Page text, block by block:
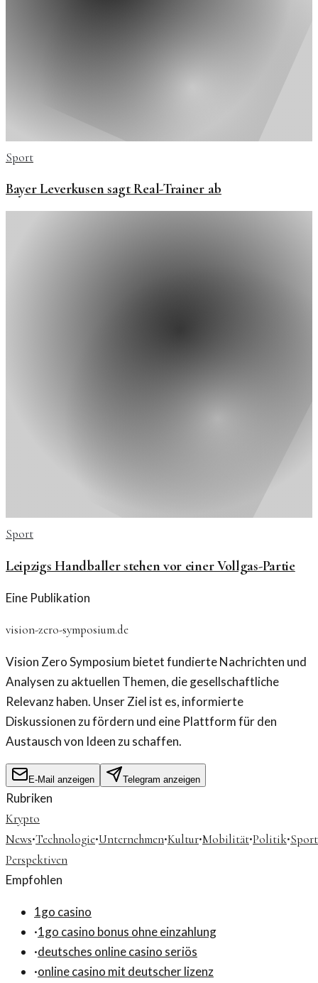
Sport
Bayer Leverkusen sagt Real-Trainer ab
Sport
Leipzigs Handballer stehen vor einer Vollgas-Partie
Eine Publikation
vision-zero-symposium.de
Vision Zero Symposium bietet fundierte Nachrichten und
Analysen zu aktuellen Themen, die gesellschaftliche
Relevanz haben. Unser Ziel ist es, informierte
Diskussionen zu fördern und eine Plattform für den
Austausch von Ideen zu schaffen.
E-Mail anzeigen Telegram anzeigen
Rubriken
Krypto
News·Technologie·Unternehmen·Kultur·Mobilität·Politik·Sport
Perspektiven
Empfohlen
1go casino
·1go casino bonus ohne einzahlung
·deutsches online casino seriös
·online casino mit deutscher lizenz